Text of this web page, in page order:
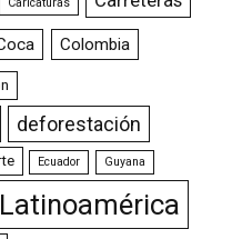
Colombia
deforestación
Ecuador Guyana
Latinoamérica